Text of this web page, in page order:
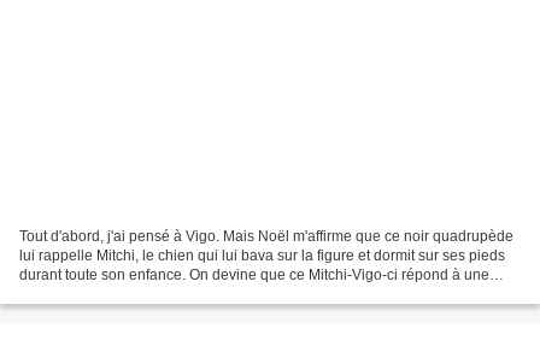
Tout d'abord, j'ai pensé à Vigo. Mais Noël m'affirme que ce noir quadrupède
lui rappelle Mitchi, le chien qui lui bava sur la figure et dormit sur ses pieds
durant toute son enfance. On devine que ce Mitchi-Vigo-ci répond à une